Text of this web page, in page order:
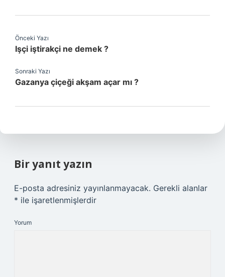
Önceki Yazı
Işçi iştirakçi ne demek ?
Sonraki Yazı
Gazanya çiçeği akşam açar mı ?
Bir yanıt yazın
E-posta adresiniz yayınlanmayacak. Gerekli alanlar
* ile işaretlenmişlerdir
Yorum